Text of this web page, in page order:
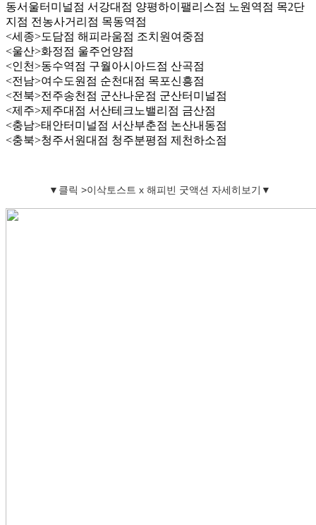
동서울터미널점 서강대점 양평하이팰리스점 노원역점 목2단
지점 전농사거리점 목동역점
<세종>도담점 해피라움점 조치원여중점
<울산>화정점 울주언양점
<인천>동수역점 구월아시아드점 산곡점
<전남>여수도원점 순천대점 목포신흥점
<전북>전주송천점 군산나운점 군산터미널점
<제주>제주대점 서산테크노밸리점 금산점
<충남>태안터미널점 서산부춘점 논산내동점
<충북>청주서원대점 청주분평점 제천하소점
▼ 클릭 >이삭토스트 x 해피빈 굿액션 자세히보기▼